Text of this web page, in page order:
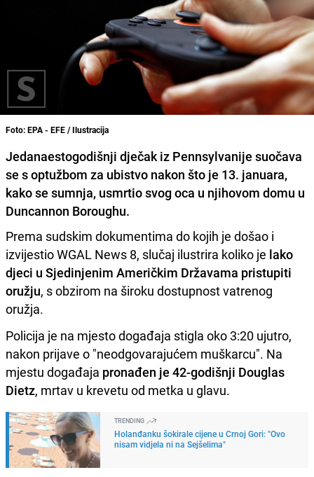
Foto: EPA - EFE / Ilustracija
Jedanaestogodišnji dječak iz Pennsylvanije suočava
se s optužbom za ubistvo nakon što je 13. januara,
kako se sumnja, usmrtio svog oca u njihovom domu u
Duncannon Boroughu.
Prema sudskim dokumentima do kojih je došao i
izvijestio WGAL News 8, slučaj ilustrira koliko je lako
djeci u Sjedinjenim Američkim Državama pristupiti
oružju, s obzirom na široku dostupnost vatrenog
oružja.
Policija je na mjesto događaja stigla oko 3:20 ujutro,
nakon prijave o "neodgovarajućem muškarcu". Na
mjestu događaja pronađen je 42-godišnji Douglas
Dietz, mrtav u krevetu od metka u glavu.
TRENDING
Holanđanku šokirale cijene u Crnoj Gori: "Ovo
nisam vidjela ni na Sejšelima"